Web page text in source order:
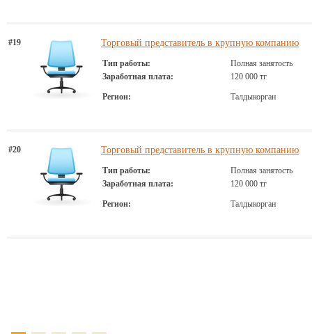
#19 Торговый представитель в крупную компанию
Тип работы:
Полная занятость
Заработная плата:
120 000 тг
Регион: Талдыкорган
#20 Торговый представитель в крупную компанию
Тип работы:
Полная занятость
Заработная плата:
120 000 тг
Регион: Талдыкорган